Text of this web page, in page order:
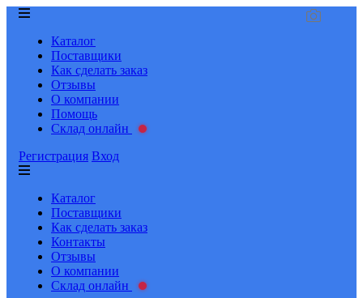
Каталог
Поставщики
Как сделать заказ
Отзывы
О компании
Помощь
Склад онлайн
Регистрация Вход
Каталог
Поставщики
Как сделать заказ
Контакты
Отзывы
О компании
Склад онлайн